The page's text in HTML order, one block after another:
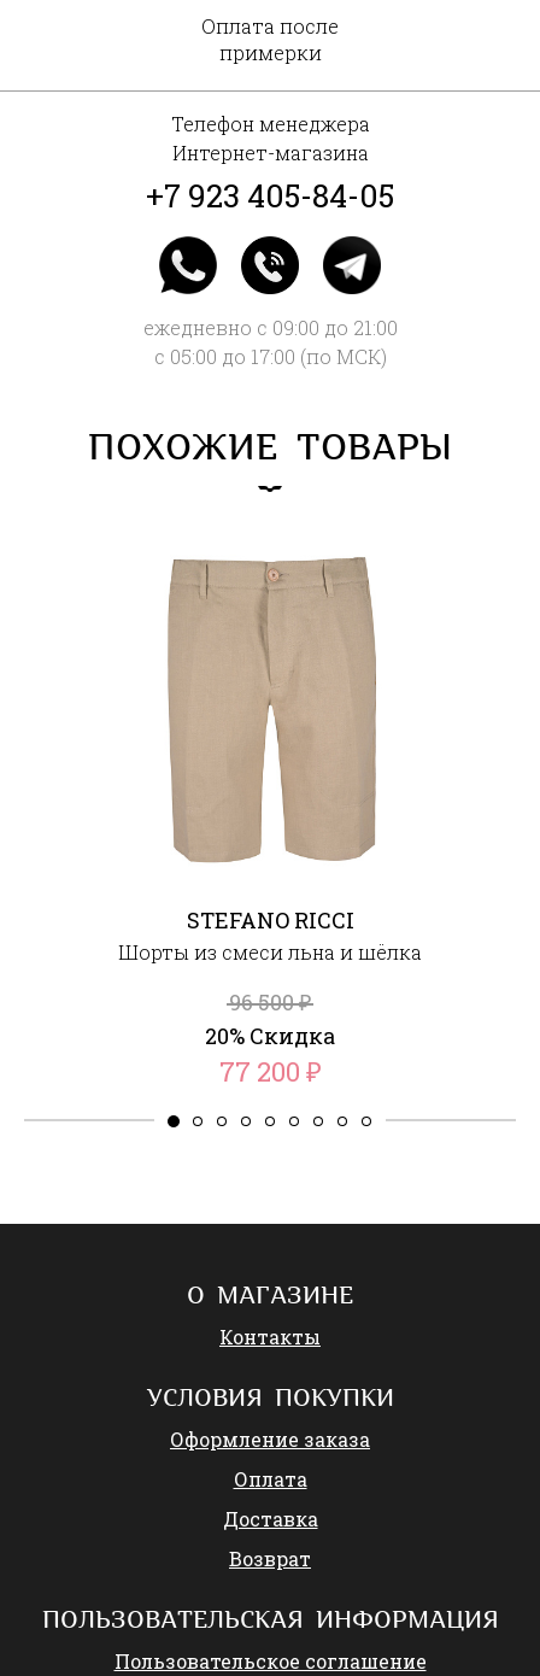
Оплата после
примерки
Телефон менеджера
Интернет-магазина
+7 923 405-84-05
ежедневно с 09:00 до 21:00
с 05:00 до 17:00 (по МСК)
ПОХОЖИЕ ТОВАРЫ
STEFANO RICCI
Шорты из смеси льна и шёлка
96 500₽
20% Скидка
77 200 ₽
О МАГАЗИНЕ
Контакты
УСЛОВИЯ ПОКУПКИ
Оформление заказа
Оплата
Доставка
Возврат
ПОЛЬЗОВАТЕЛЬСКАЯ ИНФОРМАЦИЯ
Пользовательское соглашение